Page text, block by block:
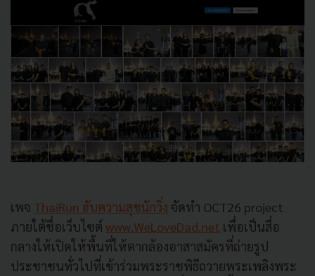
เพจ ThaiRun ฮับความสุขนักวิ่ง จัดทำ OCT26 project
ภายใต้ชื่อเว็บไซต์ www.WeLoveDad.net เพื่อเป็นสื่อ
กลางให้เปิดให้พื้นที่ให้ตากล้องอาสาสมัครที่ถ่ายรูป
ประชาชนทั่วไปที่เข้าร่วมพระราชพิธีถวายพระเพลิงพระ